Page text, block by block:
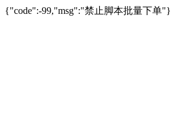
{"code":-99,"msg":"禁止脚本批量下单"}